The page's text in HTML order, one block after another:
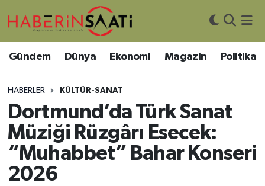
Gündem Dünya Ekonomi Magazin Politika
HABERLER KÜLTÜR-SANAT
Dortmund’da Türk Sanat
Müziği Rüzgârı Esecek:
“Muhabbet” Bahar Konseri
2026
Asayiş
Bilim ve Teknoloji
Çevre
DIŞ HABER
Dünya
Nöbetçi Eczaneler
Hava Durumu
Trafik Durumu
Süper Lig Puan Durumu ve Fikstür
Tüm Manşetler